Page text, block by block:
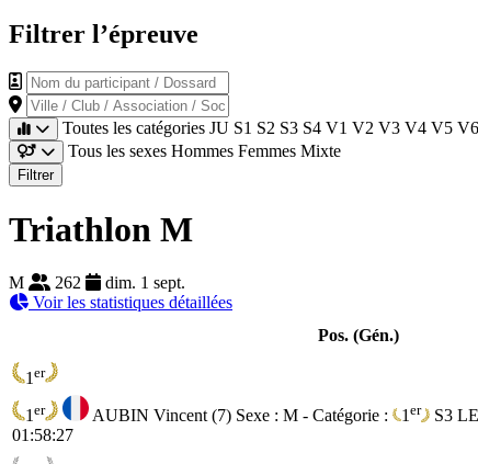
Filtrer l’épreuve
Nom du participant / Dossard
Ville / Club / Association / Société
Toutes les catégories JU S1 S2 S3 S4 V1 V2 V3 V4 V5 V6
Tous les sexes Hommes Femmes Mixte
Filtrer
Triathlon M
M 262
dim. 1 sept.
Voir les statistiques détaillées
Pos. (Gén.)
1 er
1 er AUBIN Vincent (7) Sexe : M - Catégorie : 1 er S3
01:58:27